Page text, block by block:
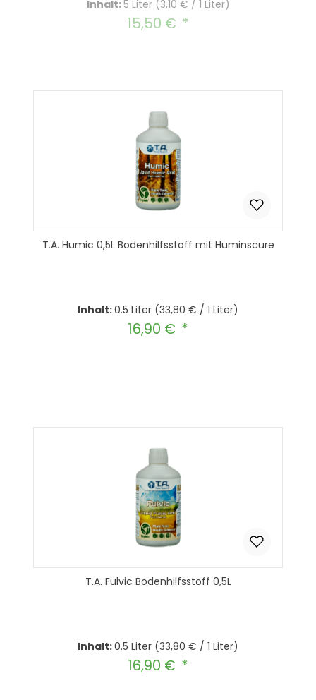
Inhalt:5 Liter (3,10 € / 1 Liter)
Regulärer Preis:
15,50 €
T.A. Humic 0,5L Bodenhilfsstoff mit Huminsäure
Inhalt:0.5 Liter (33,80 € / 1 Liter)
Regulärer Preis:
16,90 €
T.A. Fulvic Bodenhilfsstoff 0,5L
Inhalt:0.5 Liter (33,80 € / 1 Liter)
Regulärer Preis:
16,90 €